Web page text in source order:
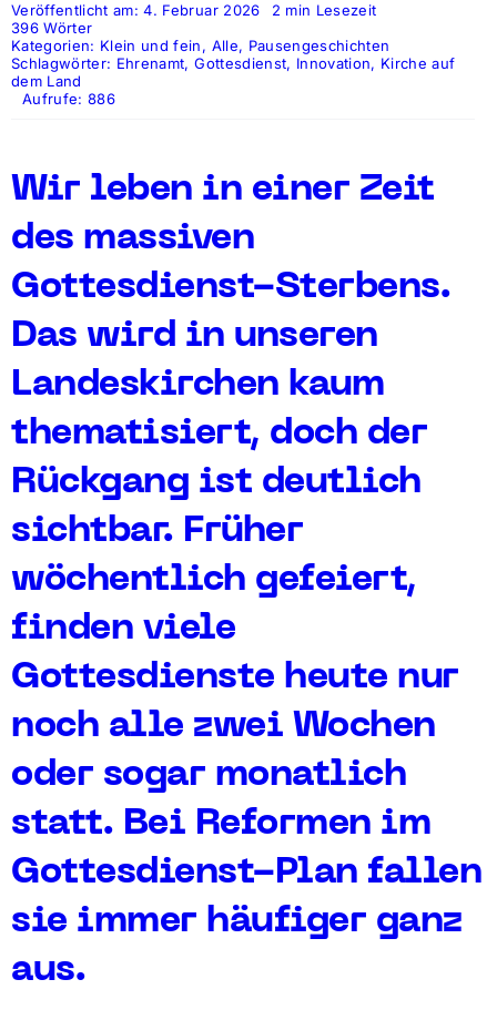
Veröffentlicht am: 4. Februar 2026
2 min Lesezeit
396 Wörter
Kategorien: Klein und fein, Alle, Pausengeschichten
Schlagwörter: Ehrenamt,Gottesdienst, Innovation, Kirche auf
dem Land
Aufrufe: 886
Wir leben in einer Zeit
des massiven
Gottesdienst-Sterbens.
Das wird in unseren
Landeskirchen kaum
thematisiert, doch der
Rückgang ist deutlich
sichtbar. Früher
wöchentlich gefeiert,
finden viele
Gottesdienste heute nur
noch alle zwei Wochen
oder sogar monatlich
statt. Bei Reformen im
Gottesdienst-Plan fallen
sie immer häufiger ganz
aus.